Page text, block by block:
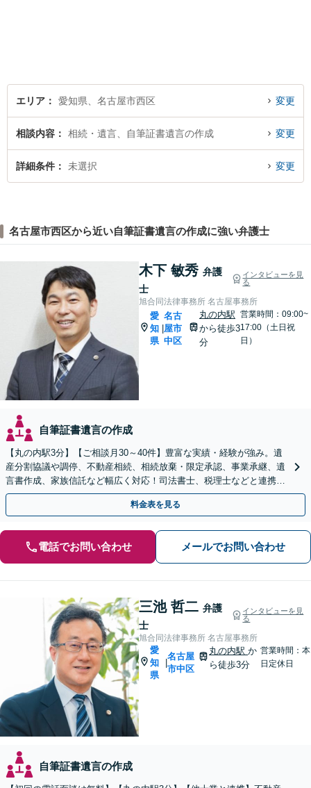
エリア 愛知県、名古屋市西区 変更
相談内容 相続・遺言、自筆証書遺言の作成 変更
詳細条件 未選択 変更
名古屋市西区から近い自筆証書遺言の作成に強い弁護士
木下 敏秀 弁護
士
インタビューを見
る
旭合同法律事務所 名古屋事務所
愛
知
県
名古
屋市
中区
丸の内駅
から徒歩3
分
営業時間：09:00~
17:00（土日祝
日）
自筆証書遺言の作成
【丸の内駅3分】【ご相談月30～40件】豊富な実績・経験が強み。遺
産分割協議や調停、不動産相続、相続放棄・限定承認、事業承継、遺
言書作成、家族信託など幅広く対応！司法書士、税理士などと連携し
て円滑な問題解決を目指します。【初回面談無料】
料金表を見る
電話でお問い合わせ メールでお問い合わせ
三池 哲二 弁護
士
インタビューを見
る
旭合同法律事務所 名古屋事務所
愛
知
県
|
名古屋
市中区
丸の内駅か
ら徒歩3分
営業時間：本
日定休日
自筆証書遺言の作成